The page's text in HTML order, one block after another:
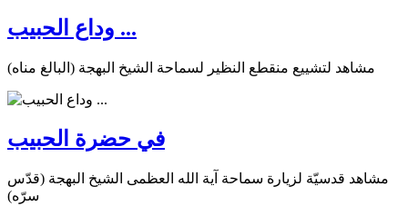
وداع الحبيب ...
مشاهد لتشييع منقطع النظير لسماحة الشيخ البهجة (البالغ مناه)
في حضرة الحبيب
مشاهد قدسيّة لزيارة سماحة آية الله العظمى الشيخ البهجة (قدّس
سرّه)